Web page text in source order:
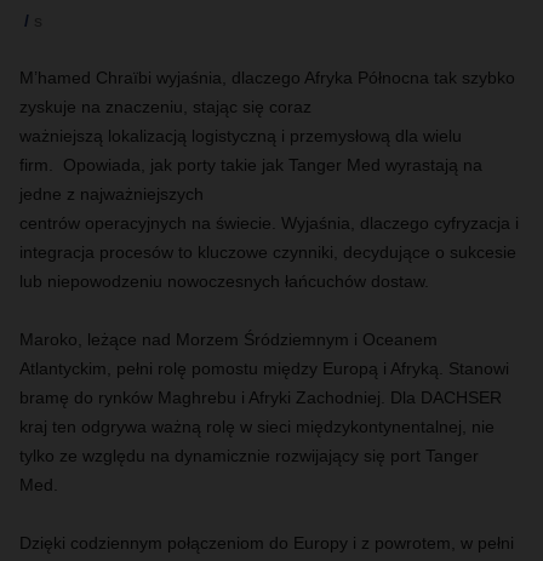
M’hamed Chraïbi wyjaśnia, dlaczego Afryka Północna tak szybko
zyskuje na znaczeniu, stając się coraz
ważniejszą lokalizacją logistyczną i przemysłową dla wielu
firm. Opowiada, jak porty takie jak Tanger Med wyrastają na
jedne z najważniejszych
centrów operacyjnych na świecie. Wyjaśnia, dlaczego cyfryzacja i
integracja procesów to kluczowe czynniki, decydujące o sukcesie
lub niepowodzeniu nowoczesnych łańcuchów dostaw.
Maroko, leżące nad Morzem Śródziemnym i Oceanem
Atlantyckim, pełni rolę pomostu między Europą i Afryką. Stanowi
bramę do rynków Maghrebu i Afryki Zachodniej. Dla DACHSER
kraj ten odgrywa ważną rolę w sieci międzykontynentalnej, nie
tylko ze względu na dynamicznie rozwijający się port Tanger
Med.
Dzięki codziennym połączeniom do Europy i z powrotem, w pełni